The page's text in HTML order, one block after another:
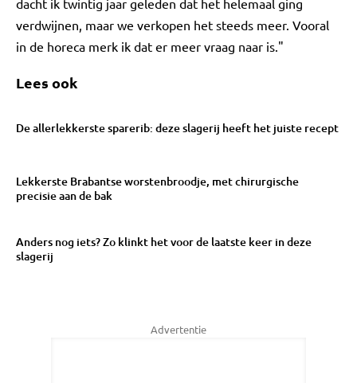
dacht ik twintig jaar geleden dat het helemaal ging
verdwijnen, maar we verkopen het steeds meer. Vooral
in de horeca merk ik dat er meer vraag naar is."
Lees ook
De allerlekkerste sparerib: deze slagerij heeft het juiste recept
Lekkerste Brabantse worstenbroodje, met chirurgische
precisie aan de bak
Anders nog iets? Zo klinkt het voor de laatste keer in deze
slagerij
Advertentie